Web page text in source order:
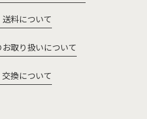
料について
お取り扱いについて
換について